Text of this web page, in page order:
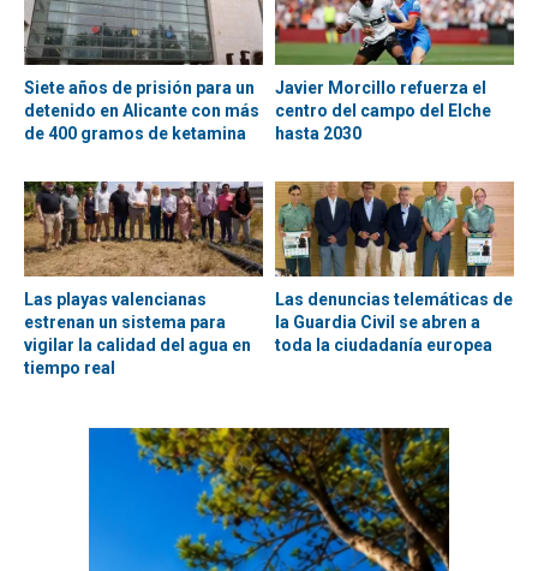
Siete años de prisión para un
detenido en Alicante con más
de 400 gramos de ketamina
Javier Morcillo refuerza el
centro del campo del Elche
hasta 2030
Las playas valencianas
estrenan un sistema para
vigilar la calidad del agua en
tiempo real
Las denuncias telemáticas de
la Guardia Civil se abren a
toda la ciudadanía europea